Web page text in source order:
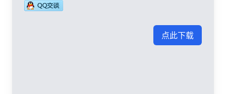
点此下载